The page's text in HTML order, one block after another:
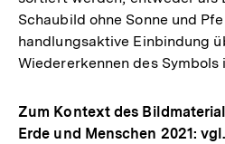
Schaubild ohne Sonne und
handlungsaktive Einbindung
Wiedererkennen des Symbols
Zum Kontext des
Erde und Menschen 2021: